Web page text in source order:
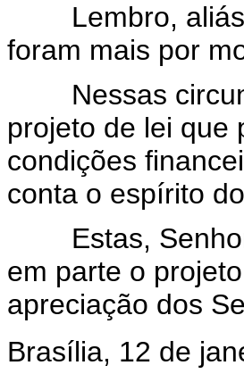
Lembro, aliás,
foram mais por
Nessas
projeto de lei que
condições
conta o espírito
Estas, Senhor
em parte o
apreciação dos
Brasília, 12 de